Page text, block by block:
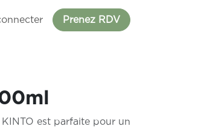
Prenez RDV
est parfaite pour un